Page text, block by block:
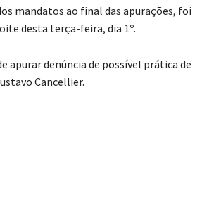
mandatos ao final das apurações, foi
desta terça-feira, dia 1º.
apurar denúncia de possível prática de
Cancellier.